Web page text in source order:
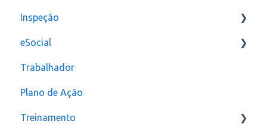
Configurações
assinatura
Inspeção
Relatórios e Indicadores
Inspeção Visual
Plano de ação
Checklist
eSocial
Erros
Criação
CAT
Trabalhador
Plano de Ação
Treinamento